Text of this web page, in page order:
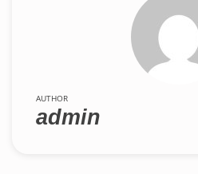
AUTHOR
admin